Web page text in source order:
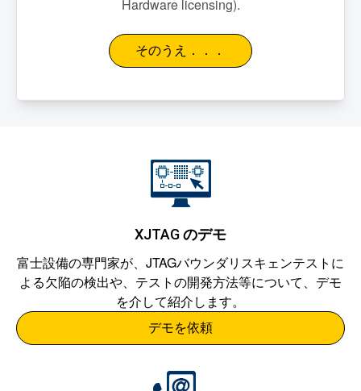
Hardware licensing).
そのうえ．．．
XJTAGのデモ
富士設備の専門家が、JTAGバウンダリスキェンテストに
よる欠陥の検出や、テストの開発方法等について、デモ
を介して紹介します。
デモを依頼